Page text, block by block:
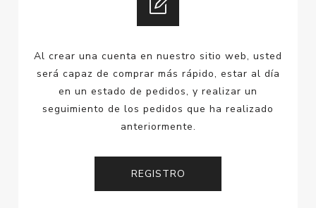
Al crear una cuenta en nuestro sitio web, usted
será capaz de comprar más rápido, estar al día
en un estado de pedidos, y realizar un
seguimiento de los pedidos que ha realizado
anteriormente.